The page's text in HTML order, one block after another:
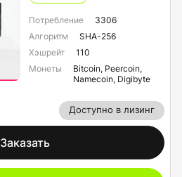
Потребление
3306
Алгоритм
SHA-256
Хэшрейт
110
Монеты
Bitcoin, Peercoin,
Namecoin, Digibyte
Доступно в лизинг
Заказать